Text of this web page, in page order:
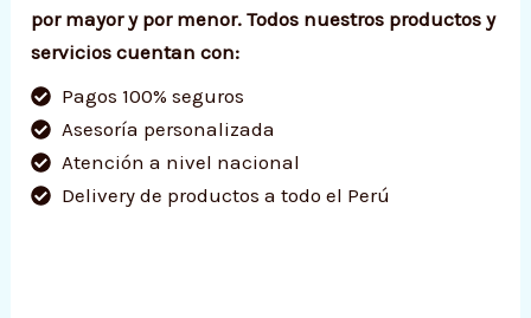
por mayor y por menor. Todos nuestros productos y
servicios cuentan con:
Pagos 100% seguros
Asesoría personalizada
Atención a nivel nacional
Delivery de productos a todo el Perú